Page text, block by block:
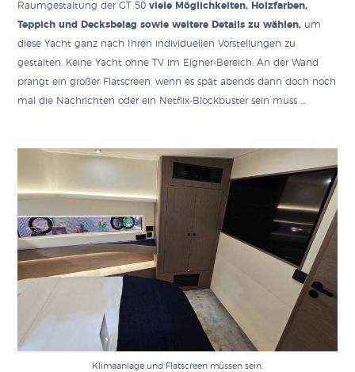
Raumgestaltung der GT 50viele Möglichkeiten, Holzfarben,
Teppich und Decksbelag sowie weitere Details zu wählen, um
diese Yacht ganz nach Ihren individuellen Vorstellungen zu
gestalten. Keine Yacht ohne TV im Eigner-Bereich: An der Wand
prangt ein großer Flatscreen, wenn es spät abends dann doch noch
mal die Nachrichten oder ein Netflix-Blockbuster sein muss …
Klimaanlage und Flatscreen müssen sein.